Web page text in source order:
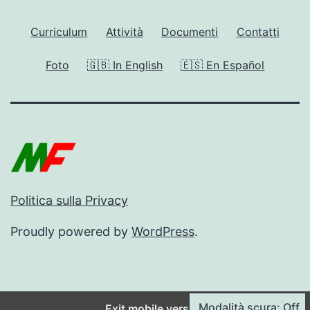
Curriculum Attività Documenti Contatti
Foto 🇬🇧 In English 🇪🇸 En Español
Politica sulla Privacy
Proudly powered by WordPress.
Modalità scura: Off